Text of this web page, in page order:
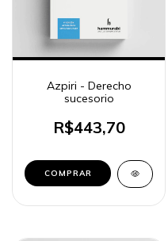
Azpiri - Derecho
sucesorio
R$443,70
COMPRAR